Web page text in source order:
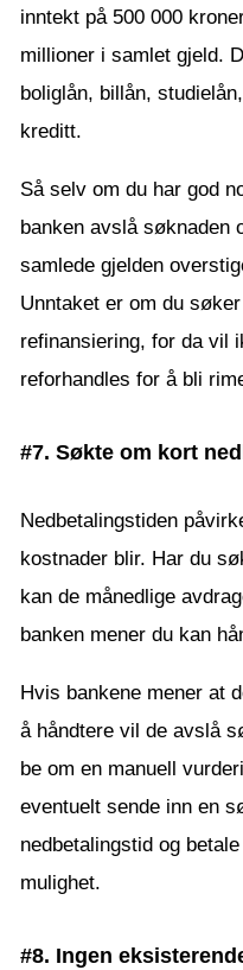
inntekt på 500 000
millioner i samlet gjeld.
boliglån, billån,
kreditt.
Så selv om du har god
banken avslå søknaden
samlede gjelden
Unntaket er om du
refinansiering, for da vil
reforhandles for å bli
#7. Søkte om kort
Nedbetalingstiden
kostnader blir. Har du
kan de månedlige
banken mener du kan
Hvis bankene mener at
å håndtere vil de avslå
be om en manuell
eventuelt sende inn en
nedbetalingstid og
mulighet.
#8. Ingen